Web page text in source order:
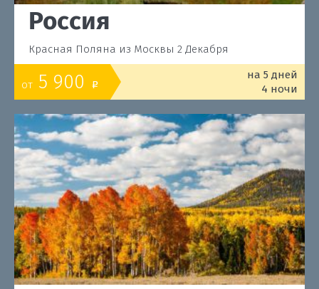
Россия
Красная Поляна из Москвы 2 Декабря
от 5 900 o
на 5 дней
4 ночи